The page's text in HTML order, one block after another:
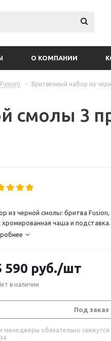
О КОМПАНИИ
-
Бритвенный набор из
смолы 3
из черной смолы: бритва
хромированная чаша и подставка.
590 руб./шт
в наличии
Под заказ
менеджеры обязательно свяжутся